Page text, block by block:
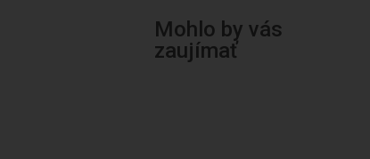
Mohlo by vás
zaujímať